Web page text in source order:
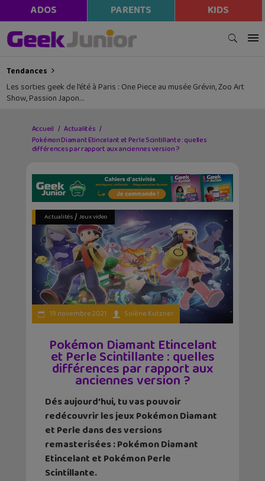
ADOS PARENTS KIDS
Tendances
Les sorties geek de l’été à Paris : One Piece au musée Grévin, Zoo Art
Show, Passion Japon…
Accueil
Actualités
Pokémon Diamant Etincelant et Perle Scintillante : quelles
différences par rapport aux anciennes version ?
Actualités/ Jeux video
19 novembre 2021 Solène Kutzner
Pokémon Diamant Etincelant
et Perle Scintillante : quelles
différences par rapport aux
anciennes version ?
Dés aujourd’hui, tu vas pouvoir
redécouvrir les jeux Pokémon Diamant
et Perle dans des versions
remasterisées : Pokémon Diamant
Etincelant et Pokémon Perle
Scintillante.